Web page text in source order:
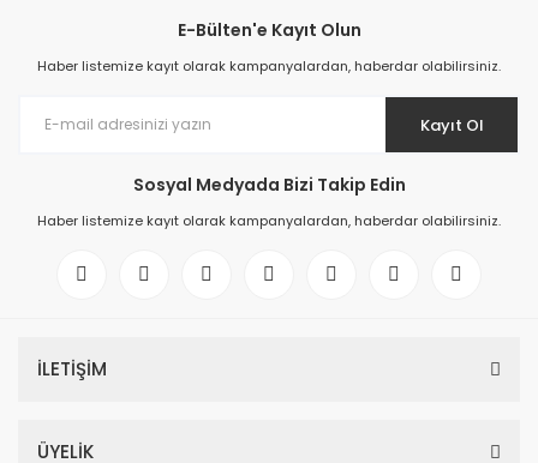
E-Bülten'e Kayıt Olun
Haber listemize kayıt olarak kampanyalardan, haberdar olabilirsiniz.
Kayıt Ol
Sosyal Medyada Bizi Takip Edin
Haber listemize kayıt olarak kampanyalardan, haberdar olabilirsiniz.
İLETİŞİM
ÜYELİK